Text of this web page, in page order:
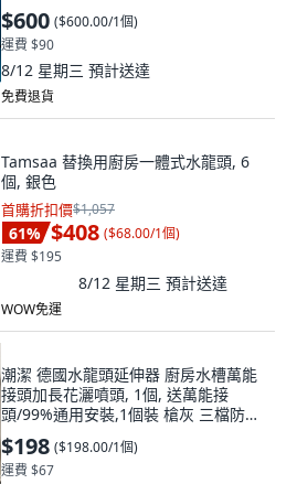
$600 ($600.00/1個)
運費 $90
8/12 星期三 預計送達
免費退貨
Tamsaa 替換用廚房一體式水龍頭, 6
個, 銀色
首購折扣價$1,057
61% $408 ($68.00/1個)
運費 $195
8/12 星期三 預計送達
WOW免運
潮潔 德國水龍頭延伸器 廚房水槽萬能
接頭加長花灑噴頭, 1個, 送萬能接
頭/99%通用安裝,1個裝 槍灰 三檔防
濺-加厚接口-防腐防
$198 ($198.00/1個)
運費 $67